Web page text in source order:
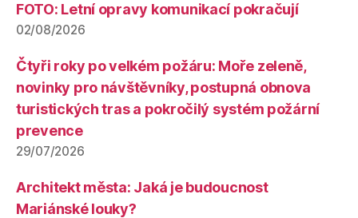
FOTO: Letní opravy komunikací pokračují
02/08/2026
Čtyři roky po velkém požáru: Moře zeleně,
novinky pro návštěvníky, postupná obnova
turistických tras a pokročilý systém požární
prevence
29/07/2026
Architekt města: Jaká je budoucnost
Mariánské louky?